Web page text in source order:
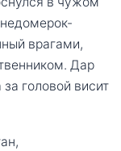
врагами,
Дар
головой висит